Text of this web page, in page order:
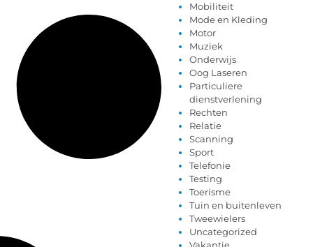
Mobiliteit
Mode en Kleding
Motor
Muziek
Onderwijs
Oog Laseren
Particuliere
dienstverlening
Rechten
Relatie
Scanning
Sport
Telefonie
Testing
Toerisme
Tuin en buitenleven
Tweewielers
Uncategorized